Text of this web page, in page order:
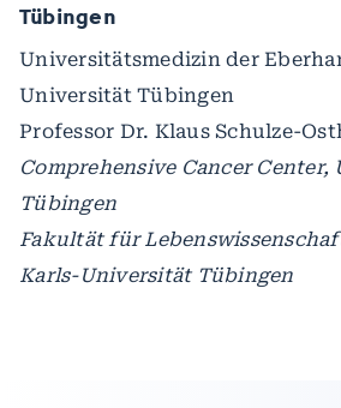
Tübingen
Universitätsmedizin der
Universität Tübingen
Professor Dr. Klaus Schulze-
Comprehensive Cancer
Tübingen
Fakultät für
Karls-Universität Tübingen